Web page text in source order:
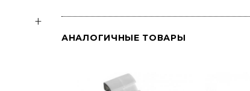
АНАЛОГИЧНЫЕ ТОВАРЫ